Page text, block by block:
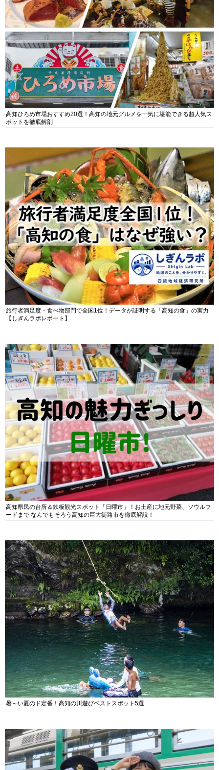
高知ひろめ市場おすすめ20選！高知の地元グルメを一気に堪能できる超人気ス
ポットを徹底解剖
旅行者満足度・食べ物部門で全国1位！データが証明する「高知の食」の実力
【しぎんラボレポート】
高知県民の台所＆鉄板観光スポット「日曜市」！お土産に地元野菜、ソウルフ
ードまで なんでもそろう高知の巨大街路市を徹底解説！
暑～い夏のド定番！高知の川遊びベストスポット5選